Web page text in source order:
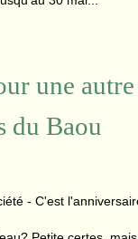
une
du Baou